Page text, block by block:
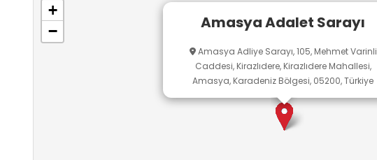
Amasya Adalet Sarayı
Amasya Adliye Sarayı, 105, Mehmet Varinli
Caddesi, Kirazlıdere, Kirazlıdere Mahallesi,
Amasya, Karadeniz Bölgesi, 05200, Türkiye
+
−